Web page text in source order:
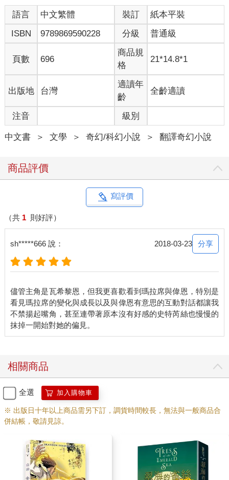
語言 中文繁體 裝訂
紙本平裝
ISBN
9789869590228 分級 普通級
頁數 696
商品規
格
21*14.8*1
出版地 台灣
適讀年
齡
全齡適讀
注音 級別
中文書 ＞ 文學 ＞ 奇幻/科幻小說 ＞ 翻譯奇幻小說
商品評價
寫評價
（共 1 則好評）
sh*****666 說： 2018-03-23 分享
儘管主角是瓦希黎恩，但我更喜歡看到瑪拉席與偉恩，特別是
看見瑪拉席的變化與成長以及與偉恩有意思的互動對話都讓我
不禁揚起嘴角，甚至連帶著原本沒有好感的史特芮絲也慢慢的
相關商品
全選 加入購物車
※ 出版日十年以上商品需另下訂，調貨時間較長，無法與一般商品合
併結帳，敬請見諒。